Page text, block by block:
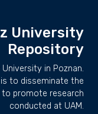
University
Repository
in Poznan.
to disseminate the
promote research
conducted at UAM.